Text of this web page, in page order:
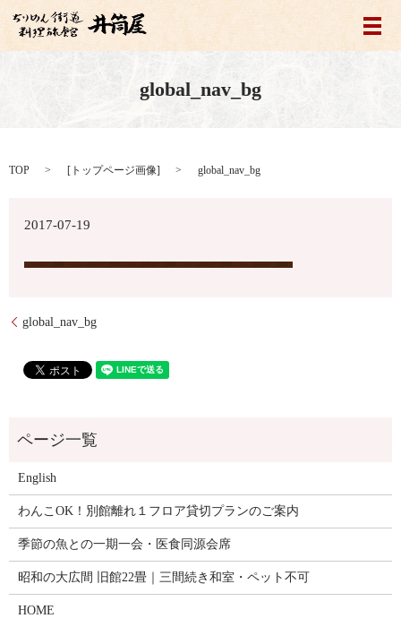
メ
global_nav_bg
TOP [ トップページ画像] global_nav_bg
2017-07-19
global_nav_bg
English
わんこOK！別館離れ１フロア貸切プランのご案内
季節の魚との一期一会・医食同源会席
昭和の大広間 旧館22畳｜三間続き和室・ペット不可
HOME